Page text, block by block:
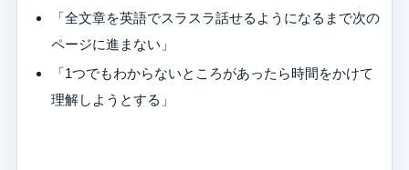
「全文章を英語でスラスラ話せるようになるまで次の
ページに進まない」
「1つでもわからないところがあったら時間をかけて
理解しようとする」